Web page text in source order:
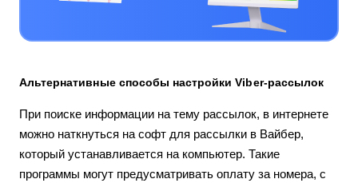
Альтернативные способы настройки Viber-рассылок
При поиске информации на тему рассылок, в интернете
можно наткнуться на софт для рассылки в Вайбер,
который устанавливается на компьютер. Такие
программы могут предусматривать оплату за номера, с